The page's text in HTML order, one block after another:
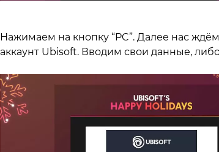
Нажимаем на кнопку “PC”. Далее нас
аккаунт Ubisoft. Вводим свои данные,